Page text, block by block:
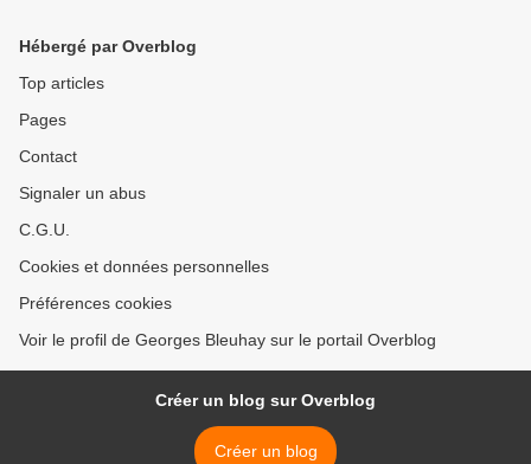
Hébergé par Overblog
Top articles
Pages
Contact
Signaler un abus
C.G.U.
Cookies et données personnelles
Préférences cookies
Voir le profil de Georges Bleuhay sur le portail Overblog
Créer un blog sur Overblog
Créer un blog